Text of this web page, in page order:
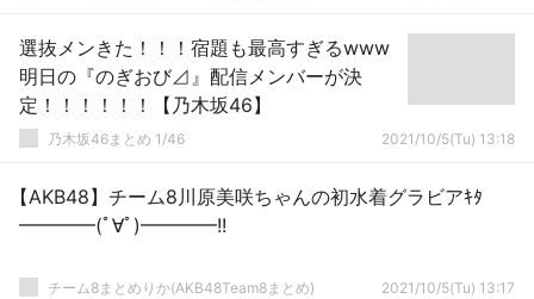
選抜メンきた！！！宿題も最高すぎるwww
明日の『のぎおび⊿』配信メンバーが決
定！！！！！！【乃木坂46】
乃木坂46まとめ 1/46 2021/10/5(Tu) 13:18
【AKB48】チーム8川原美咲ちゃんの初水着グラビアｷﾀ
━━━━(ﾟ∀ﾟ)━━━━!!
チーム8まとめりか(AKB48Team8まとめ) 2021/10/5(Tu) 13:17